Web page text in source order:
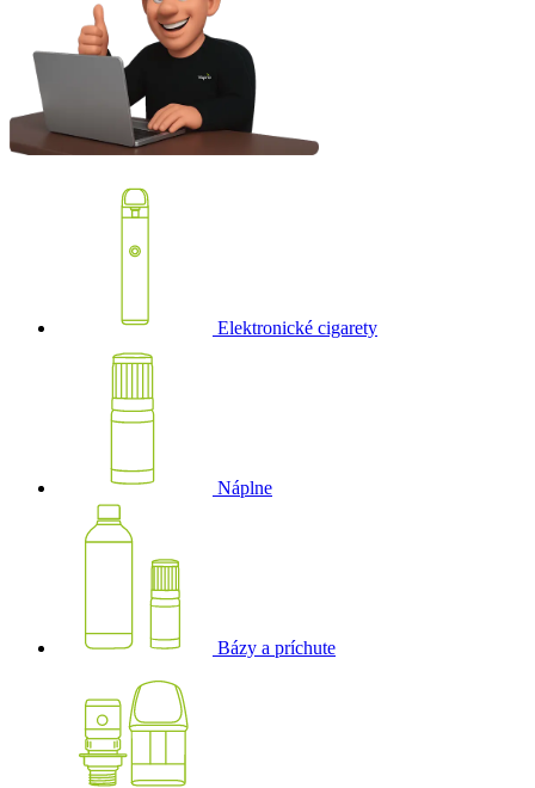
Elektronické cigarety
Náplne
Bázy a príchute